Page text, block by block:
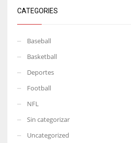
CATEGORIES
Baseball
Basketball
Deportes
Football
NFL
Sin categorizar
Uncategorized